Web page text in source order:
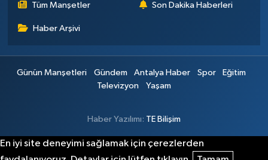
Tüm Manşetler Son Dakika Haberleri
Haber Arşivi
Günün Manşetleri Gündem Antalya Haber Spor
Eğitim
Televizyon
Yaşam
Haber Yazılımı: TE Bilişim
En iyi site deneyimi sağlamak için çerezlerden